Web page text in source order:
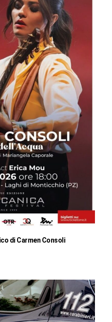
di Carmen Consoli